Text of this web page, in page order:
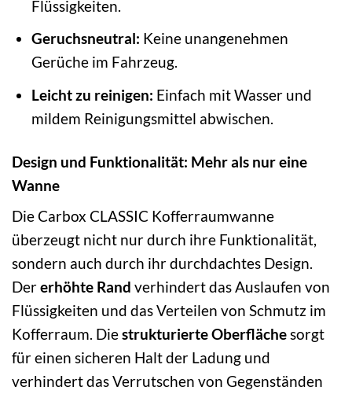
Flüssigkeiten.
Geruchsneutral: Keine unangenehmen
Gerüche im Fahrzeug.
Leicht zu reinigen: Einfach mit Wasser und
mildem Reinigungsmittel abwischen.
Design und Funktionalität: Mehr als nur eine
Wanne
Die Carbox CLASSIC Kofferraumwanne
überzeugt nicht nur durch ihre Funktionalität,
sondern auch durch ihr durchdachtes Design.
Dererhöhte Rand verhindert das Auslaufen von
Flüssigkeiten und das Verteilen von Schmutz im
Kofferraum. Diestrukturierte Oberflächesorgt
für einen sicheren Halt der Ladung und
verhindert das Verrutschen von Gegenständen